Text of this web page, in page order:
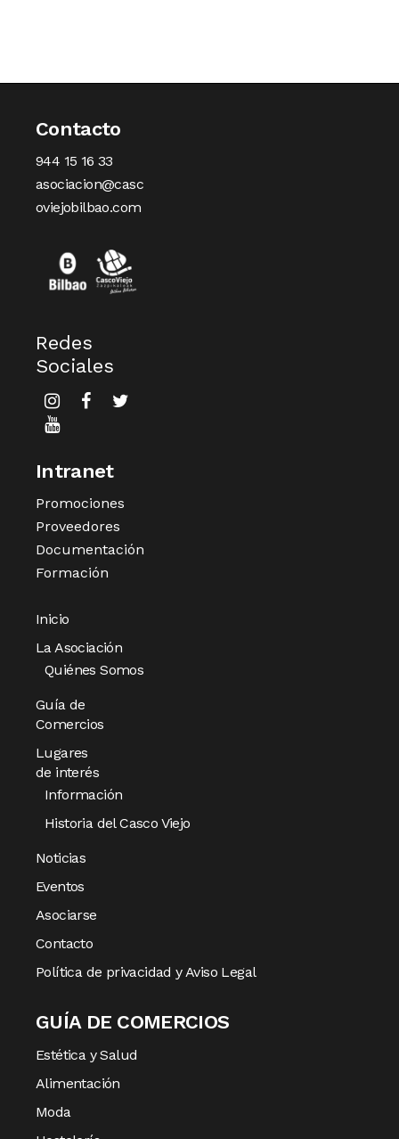
Contacto
944 15 16 33
asociacion@casc
oviejobilbao.com
Redes
Sociales
Intranet
Promociones
Proveedores
Documentación
Formación
Inicio
La Asociación
Quiénes Somos
Guía de
Comercios
Lugares
de interés
Información
Historia del Casco Viejo
Noticias
Eventos
Asociarse
Contacto
Política de privacidad y Aviso Legal
GUÍA DE COMERCIOS
Estética y Salud
Alimentación
Moda